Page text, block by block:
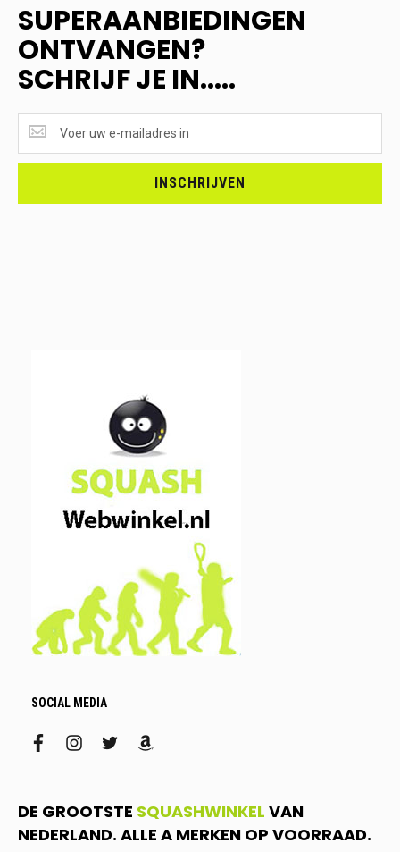
SUPERAANBIEDINGEN
ONTVANGEN?
SCHRIJF JE IN.....
ONTVANGEN?
<br>SCHRIJF
INSCHRIJVEN
SOCIAL MEDIA
facebookinstagram
twitteramazon
DE GROOTSTE SQUASHWINKEL VAN
NEDERLAND. ALLE A MERKEN OP VOORRAAD.